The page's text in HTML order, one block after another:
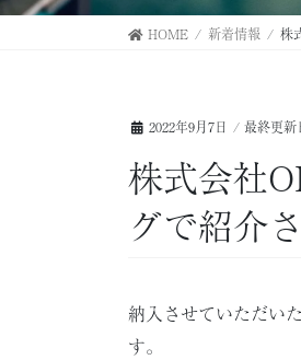
HOME 新着情報 株
2022年9月7日 / 最終更新
株式会社
グで紹介
納入させていただい
す。